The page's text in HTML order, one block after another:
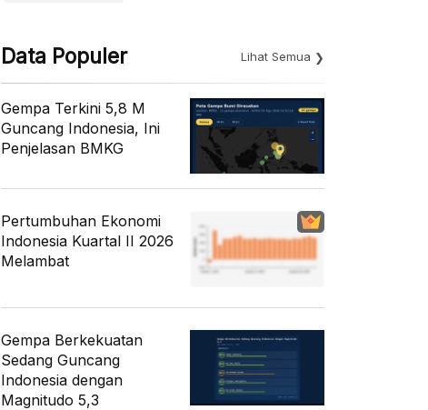
Data Populer Lihat Semua
Gempa Terkini 5,8 M
Guncang Indonesia, Ini
Penjelasan BMKG
Pertumbuhan Ekonomi
Indonesia Kuartal II 2026
Melambat
Gempa Berkekuatan
Sedang Guncang
Indonesia dengan
Magnitudo 5,3